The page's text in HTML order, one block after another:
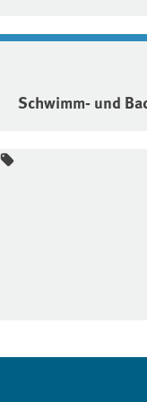
Schwimm- und